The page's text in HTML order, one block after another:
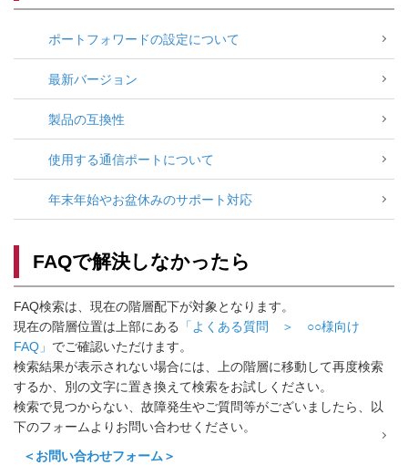
ポートフォワードの設定について
最新バージョン
製品の互換性
使用する通信ポートについて
年末年始やお盆休みのサポート対応
FAQで解決しなかったら
FAQ検索は、現在の階層配下が対象となります。
現在の階層位置は上部にある
「よくある質問 ＞ ○○様向け
FAQ」 でご確認いただけます。
検索結果が表示されない場合には、上の階層に移動して再度検索
するか、別の文字に置き換えて検索をお試しください。
検索で見つからない、故障発生やご質問等がございましたら、以
下のフォームよりお問い合わせください。
＜お問い合わせフォーム＞